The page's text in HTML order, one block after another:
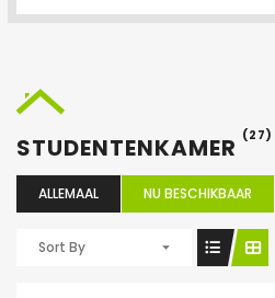
STUDENTENKAMER (27)
ALLEMAAL NU BESCHIKBAAR
Sort By